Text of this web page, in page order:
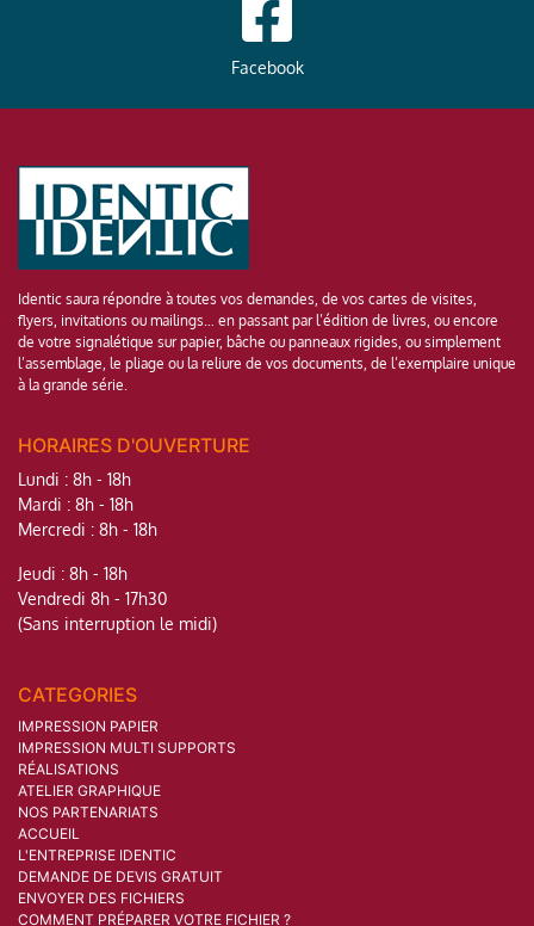
Facebook
Identic saura répondre à toutes vos demandes, de vos cartes de visites,
flyers, invitations ou mailings… en passant par l’édition de livres, ou encore
de votre signalétique sur papier, bâche ou panneaux rigides, ou simplement
l’assemblage, le pliage ou la reliure de vos documents, de l’exemplaire unique
à la grande série.
HORAIRES D'OUVERTURE
Lundi : 8h - 18h
Mardi : 8h - 18h
Mercredi : 8h - 18h
Jeudi : 8h - 18h
Vendredi 8h - 17h30
(Sans interruption le midi)
CATEGORIES
IMPRESSION PAPIER
IMPRESSION MULTI SUPPORTS
RÉALISATIONS
ATELIER GRAPHIQUE
NOS PARTENARIATS
ACCUEIL
L'ENTREPRISE IDENTIC
DEMANDE DE DEVIS GRATUIT
ENVOYER DES FICHIERS
COMMENT PRÉPARER VOTRE FICHIER ?